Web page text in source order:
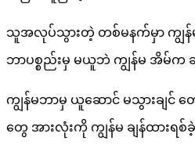
သူအလုပ်သွားတဲ့ တစ်မနက်မှာ ကျွန်မ
ဘာပစ္စည်းမှ မယူဘဲ ကျွန်မ အိမ်က
ကျွန်မဘာမှ ယူဆောင် မသွားချင်
တွေ အားလုံးကို ကျွန်မ ချန်ထား